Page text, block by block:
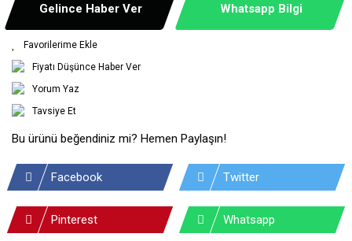
Gelince Haber Ver Whatsapp Bilgi
Fiyatı Düşünce Haber Ver
Yorum Yaz
Tavsiye Et
Bu ürünü beğendiniz mi? Hemen Paylaşın!
Facebook Twitter
Pinterest Whatsapp